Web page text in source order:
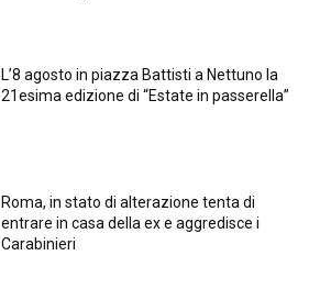
L’8 agosto in piazza Battisti a Nettuno la
21esima edizione di “Estate in passerella”
Roma, in stato di alterazione tenta di
entrare in casa della ex e aggredisce i
Carabinieri